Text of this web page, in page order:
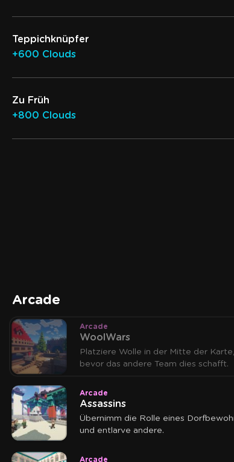
Teppichknüpfer
+600 Clouds
Zu Früh
+800 Clouds
Arcade
Arcade
WoolWars
Platziere Wolle in der Mitte der Karte,
bevor das andere Team dies schafft.
Arcade
Assassins
Übernimm die Rolle eines
und entlarve andere.
Arcade